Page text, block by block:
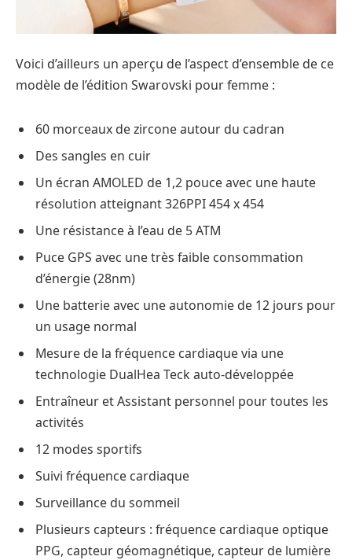
Voici d’ailleurs un aperçu de l’aspect d’ensemble de ce
modèle de l’édition Swarovski pour femme :
60 morceaux de zircone autour du cadran
Des sangles en cuir
Un écran AMOLED de 1,2 pouce avec une haute
résolution atteignant 326PPI 454 x 454
Une résistance à l’eau de 5 ATM
Puce GPS avec une très faible consommation
d’énergie (28nm)
Une batterie avec une autonomie de 12 jours pour
un usage normal
Mesure de la fréquence cardiaque via une
technologie DualHea Teck auto-développée
Entraîneur et Assistant personnel pour toutes les
activités
12 modes sportifs
Suivi fréquence cardiaque
Surveillance du sommeil
Plusieurs capteurs : fréquence cardiaque optique
PPG, capteur géomagnétique, capteur de lumière